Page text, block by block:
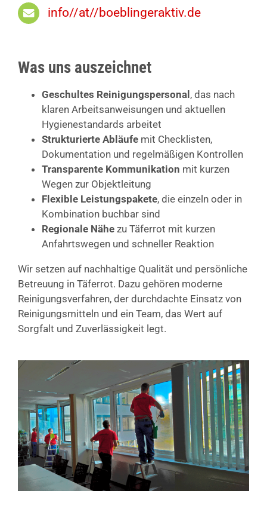
info//at//boeblingeraktiv.de
Was uns auszeichnet
Geschultes Reinigungspersonal , das nach
klaren Arbeitsanweisungen und aktuellen
Hygienestandards arbeitet
Strukturierte Abläufemit Checklisten,
Dokumentation und regelmäßigen Kontrollen
Transparente Kommunikation mit kurzen
Wegen zur Objektleitung
Flexible Leistungspakete, die einzeln oder in
Kombination buchbar sind
Regionale Nähezu Täferrot mit kurzen
Anfahrtswegen und schneller Reaktion
Wir setzen auf nachhaltige Qualität und persönliche
Betreuung in Täferrot. Dazu gehören moderne
Reinigungsverfahren, der durchdachte Einsatz von
Reinigungsmitteln und ein Team, das Wert auf
Sorgfalt und Zuverlässigkeit legt.